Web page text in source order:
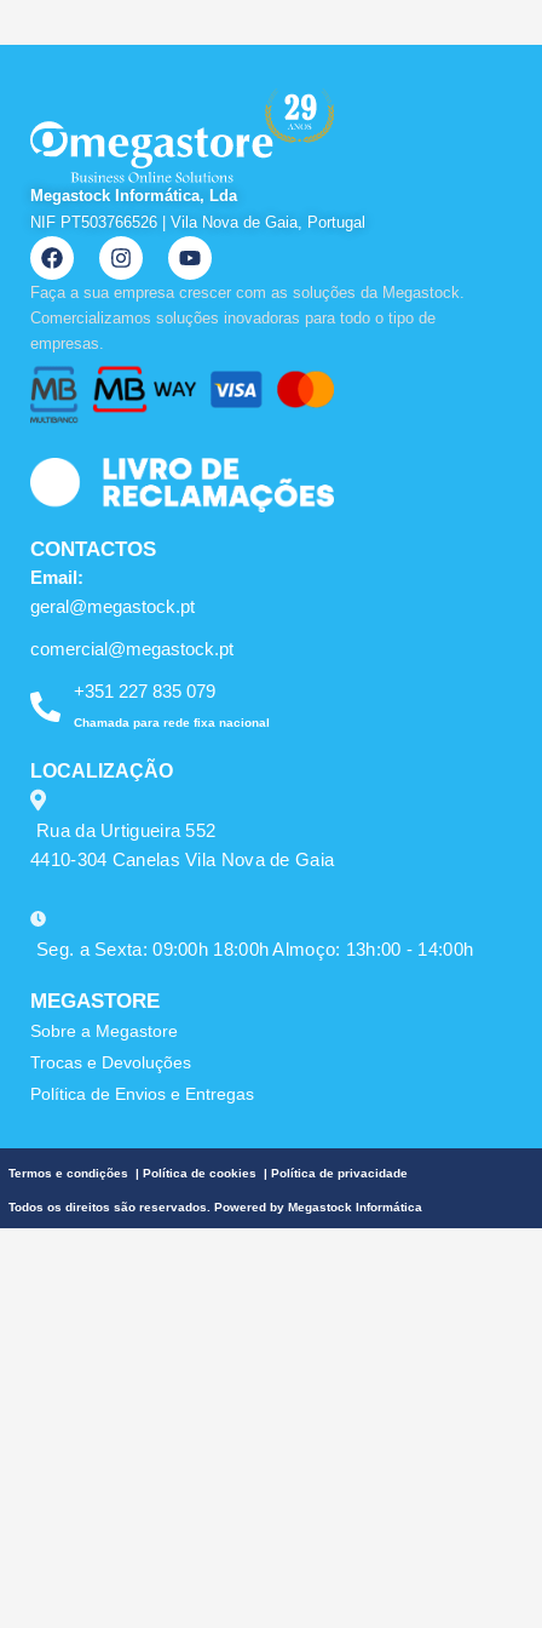
Megastock Informática, Lda
NIF PT503766526 | Vila Nova de Gaia, Portugal
F
a
c
e
o
o
k
I
n
s
t
r
a
m
Y
o
u
t
u
e
Faça a sua empresa crescer com as soluções da Megastock.
Comercializamos soluções inovadoras para todo o tipo de
empresas.
CONTACTOS
Email:
geral@megastock.pt
comercial@megastock.pt
+351 227 835 079
Chamada para rede fixa nacional
LOCALIZAÇÃO
Rua da Urtigueira 552
4410-304 Canelas Vila Nova de Gaia
Seg. a Sexta: 09:00h 18:00h Almoço: 13h:00 - 14:00h
MEGASTORE
Sobre a Megastore
Trocas e Devoluções
Política de Envios e Entregas
Termos e condições Política de cookies Política de privacidade
Todos os direitos são reservados. Powered by Megastock Informática